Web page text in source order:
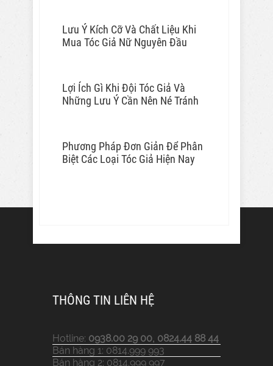
Lưu Ý Kích Cỡ Và Chất Liệu Khi
Mua Tóc Giả Nữ Nguyên Đầu
Lợi Ích Gì Khi Đội Tóc Giả Và
Những Lưu Ý Cần Nên Né Tránh
Phương Pháp Đơn Giản Để Phân
Biệt Các Loại Tóc Giả Hiện Nay
THÔNG TIN LIÊN HỆ
Hotline: 0938.00 29 00, 0824.44 88 44
Bán hàng 1: 0814.999 993
Bán hàng 2: 0814.999 997